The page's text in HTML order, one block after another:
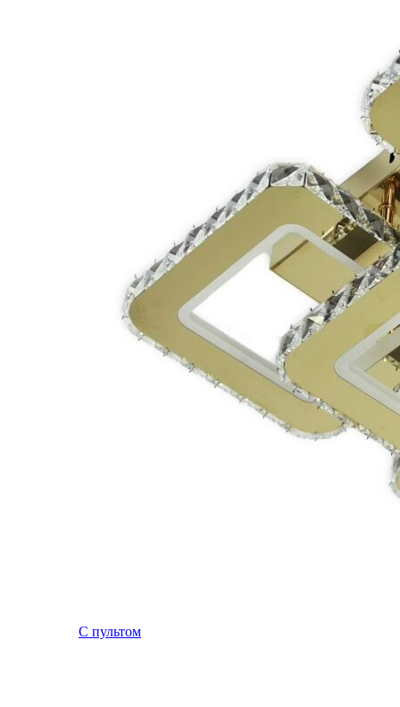
С пультом